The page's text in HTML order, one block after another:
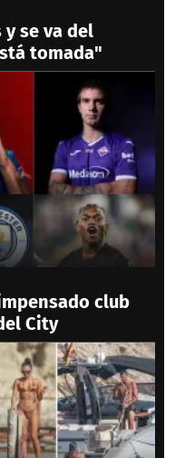
se va del
tomada"
club
City